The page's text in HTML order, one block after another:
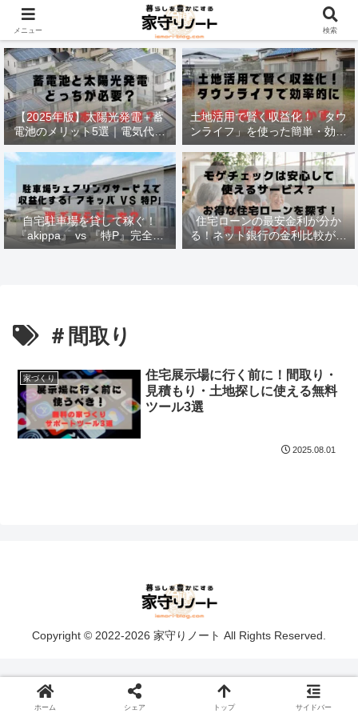
材木価格と流通状況！
【2025年版】太陽光発電＋蓄
電池のメリット5選｜電気代削
減・停電対策も徹底解説
土地活用で賢く収益化！「タウ
ンライフ」を使った簡単・効率
的な方法
自宅駐車場を貸して稼ぐ！
『akippa』 vs 『特P』完全比
較で最適な選択法
住宅ローンの最安金利が分か
る！ネット銀行の金利比較がで
きる
＃間取り
家づくり
住宅展示場に行く前に！間取り・
見積もり・土地探しに使える無料
ツール3選
2025.08.01
Copyright © 2022-2026 家守りノート All Rights Reserved.
メニュー 検索
ホーム シェア トップ サイドバー